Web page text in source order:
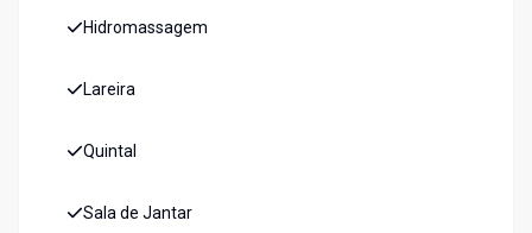
Hidromassagem
Lareira
Quintal
Sala de Jantar